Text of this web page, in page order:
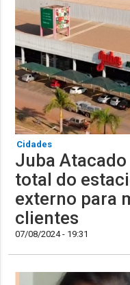
Cidades
Juba
total do
externo para
clientes
07/08/2024 - 19:31